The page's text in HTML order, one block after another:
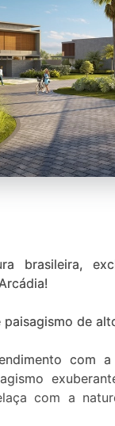
brasileira,
de
com a